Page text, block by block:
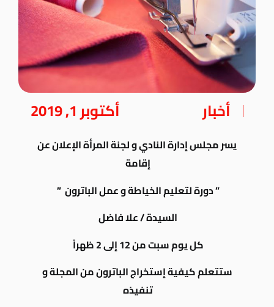
أخبار أكتوبر 1, 2019
يسر مجلس إدارة النادي و لجنة المرأة الإعلان عن
إقامة
” دورة لتعليم الخياطة و عمل الباترون ”
السيدة / علا فاضل
كل يوم سبت من 12 إلى 2 ظهراً
ستتعلم كيفية إستخراج الباترون من المجلة و
تنفيذه